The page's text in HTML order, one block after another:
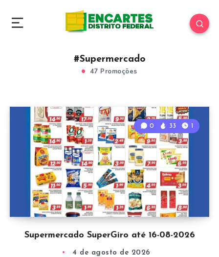
#Supermercado
47 Promoções
Supermercado SuperGiro até 16-08-2026
0 33 1
4 de agosto de 2026